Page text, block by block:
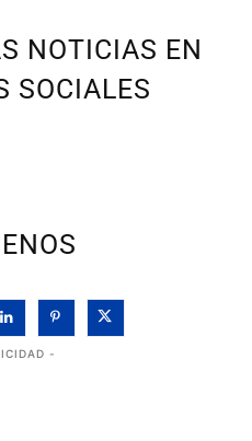
NOTICIAS EN
SOCIALES
-